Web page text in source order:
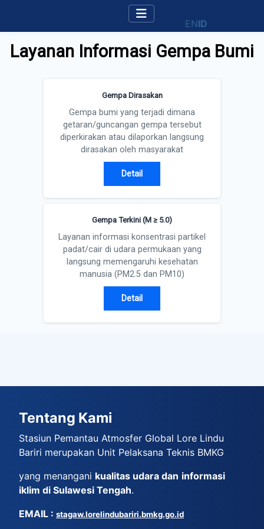
ENID
Layanan Informasi Gempa Bumi
Gempa Dirasakan
Gempa bumi yang terjadi dimana
getaran/guncangan gempa tersebut
diperkirakan atau dilaporkan langsung
dirasakan oleh masyarakat
Detail
Gempa Terkini (M ≥ 5.0)
Layanan informasi konsentrasi partikel
padat/cair di udara permukaan yang
langsung memengaruhi kesehatan
manusia (PM2.5 dan PM10)
Detail
Tentang Kami
Stasiun Pemantau Atmosfer Global Lore Lindu
Bariri merupakan Unit Pelaksana Teknis BMKG
yang menangani kualitas udara dan informasi
iklim di Sulawesi Tengah.
EMAIL : stagaw.lorelindubariri.bmkg.go.id